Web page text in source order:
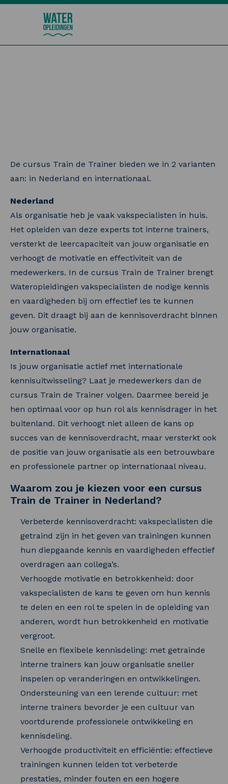
Wateropleidingen
De cursus Train de Trainer bieden we in 2 varianten
aan: in Nederland en internationaal.
Nederland
Als organisatie heb je vaak vakspecialisten in huis.
Het opleiden van deze experts tot interne trainers,
versterkt de leercapaciteit van jouw organisatie en
verhoogt de motivatie en effectiviteit van de
medewerkers. In de cursus Train de Trainer brengt
Wateropleidingen vakspecialisten de nodige kennis
en vaardigheden bij om effectief les te kunnen
geven. Dit draagt bij aan de kennisoverdracht binnen
jouw organisatie.
Internationaal
Is jouw organisatie actief met internationale
kennisuitwisseling? Laat je medewerkers dan de
cursus Train de Trainer volgen. Daarmee bereid je
hen optimaal voor op hun rol als kennisdrager in het
buitenland. Dit verhoogt niet alleen de kans op
succes van de kennisoverdracht, maar versterkt ook
de positie van jouw organisatie als een betrouwbare
en professionele partner op internationaal niveau.
Waarom zou je kiezen voor een cursus
Train de Trainer in Nederland?
Verbeterde kennisoverdracht: vakspecialisten die
getraind zijn in het geven van trainingen kunnen
hun diepgaande kennis en vaardigheden effectief
overdragen aan collega’s.
Verhoogde motivatie en betrokkenheid: door
vakspecialisten de kans te geven om hun kennis
te delen en een rol te spelen in de opleiding van
anderen, wordt hun betrokkenheid en motivatie
vergroot.
Snelle en flexibele kennisdeling: met getrainde
interne trainers kan jouw organisatie sneller
inspelen op veranderingen en ontwikkelingen.
Ondersteuning van een lerende cultuur: met
interne trainers bevorder je een cultuur van
voortdurende professionele ontwikkeling en
kennisdeling.
Verhoogde productiviteit en efficiëntie: effectieve
trainingen kunnen leiden tot verbeterde
prestaties, minder fouten en een hogere